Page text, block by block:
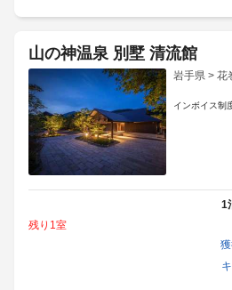
山の神温泉 別墅 清流館
岩手県 > 花
インボイス制
1
残り1室